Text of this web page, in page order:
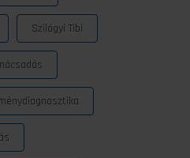
Szilágyi Tibi